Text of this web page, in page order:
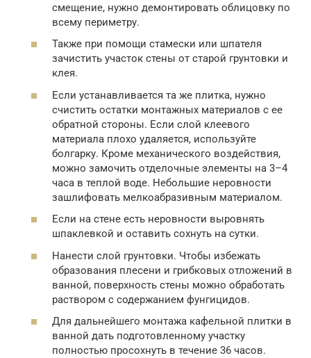
смещение, нужно демонтировать облицовку по
всему периметру.
Также при помощи стамески или шпателя
зачистить участок стены от старой грунтовки и
клея.
Если устанавливается та же плитка, нужно
счистить остатки монтажных материалов с ее
обратной стороны. Если слой клеевого
материала плохо удаляется, используйте
болгарку. Кроме механического воздействия,
можно замочить отделочные элементы на 3–4
часа в теплой воде. Небольшие неровности
зашлифовать мелкоабразивным материалом.
Если на стене есть неровности выровнять
шпаклевкой и оставить сохнуть на сутки.
Нанести слой грунтовки. Чтобы избежать
образования плесени и грибковых отложений в
ванной, поверхность стены можно обработать
раствором с содержанием фунгицидов.
Для дальнейшего монтажа кафельной плитки в
ванной дать подготовленному участку
полностью просохнуть в течение 36 часов.